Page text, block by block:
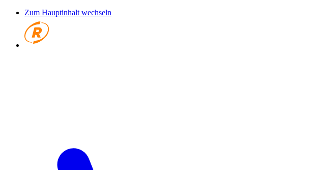
Zum Hauptinhalt wechseln